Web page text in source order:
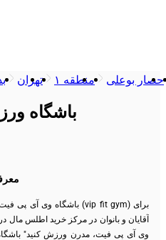
تهران منطقه ۱ حصار بوعلی
باشگاه
آقایان و بانوان در مرکز خرید اطلس مال
وی آی پی فیت، مدرن ورزش کنید"